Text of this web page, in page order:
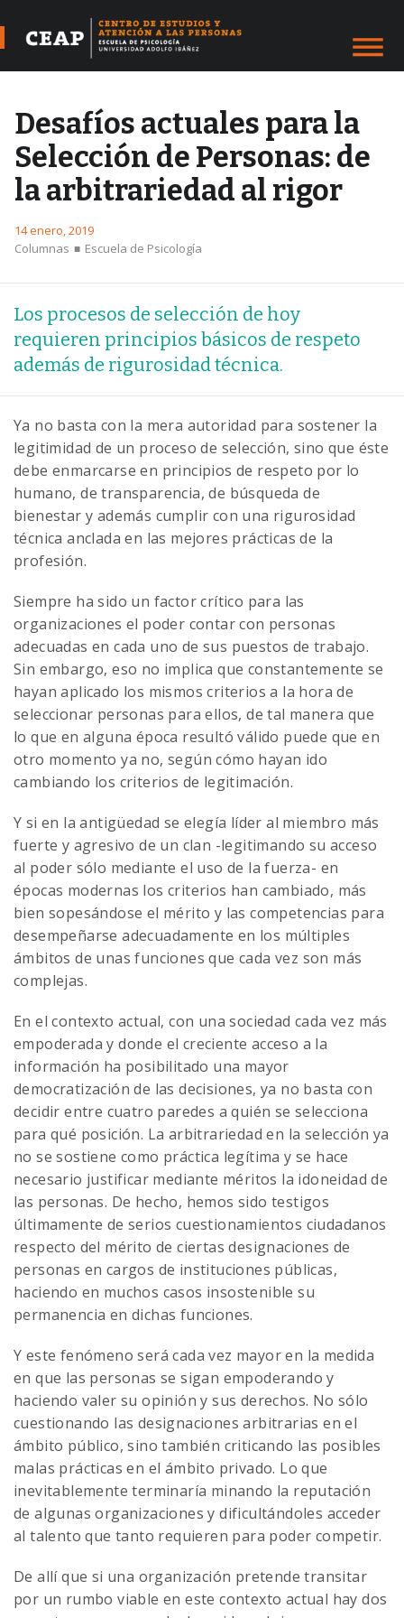
Desafíos actuales para la
Selección de Personas: de
la arbitrariedad al rigor
14 enero, 2019
Columnas ■ Escuela de Psicología
Los procesos de selección de hoy
requieren principios básicos de respeto
además de rigurosidad técnica.
Ya no basta con la mera autoridad para sostener la
legitimidad de un proceso de selección, sino que éste
debe enmarcarse en principios de respeto por lo
humano, de transparencia, de búsqueda de
bienestar y además cumplir con una rigurosidad
técnica anclada en las mejores prácticas de la
profesión.
Siempre ha sido un factor crítico para las
organizaciones el poder contar con personas
adecuadas en cada uno de sus puestos de trabajo.
Sin embargo, eso no implica que constantemente se
hayan aplicado los mismos criterios a la hora de
seleccionar personas para ellos, de tal manera que
lo que en alguna época resultó válido puede que en
otro momento ya no, según cómo hayan ido
cambiando los criterios de legitimación.
Y si en la antigüedad se elegía líder al miembro más
fuerte y agresivo de un clan -legitimando su acceso
al poder sólo mediante el uso de la fuerza- en
épocas modernas los criterios han cambiado, más
bien sopesándose el mérito y las competencias para
desempeñarse adecuadamente en los múltiples
ámbitos de unas funciones que cada vez son más
complejas.
En el contexto actual, con una sociedad cada vez más
empoderada y donde el creciente acceso a la
información ha posibilitado una mayor
democratización de las decisiones, ya no basta con
decidir entre cuatro paredes a quién se selecciona
para qué posición. La arbitrariedad en la selección ya
no se sostiene como práctica legítima y se hace
necesario justificar mediante méritos la idoneidad de
las personas. De hecho, hemos sido testigos
últimamente de serios cuestionamientos ciudadanos
respecto del mérito de ciertas designaciones de
personas en cargos de instituciones públicas,
haciendo en muchos casos insostenible su
permanencia en dichas funciones.
Y este fenómeno será cada vez mayor en la medida
en que las personas se sigan empoderando y
haciendo valer su opinión y sus derechos. No sólo
cuestionando las designaciones arbitrarias en el
ámbito público, sino también criticando las posibles
malas prácticas en el ámbito privado. Lo que
inevitablemente terminaría minando la reputación
de algunas organizaciones y dificultándoles acceder
al talento que tanto requieren para poder competir.
De allí que si una organización pretende transitar
por un rumbo viable en este contexto actual hay dos